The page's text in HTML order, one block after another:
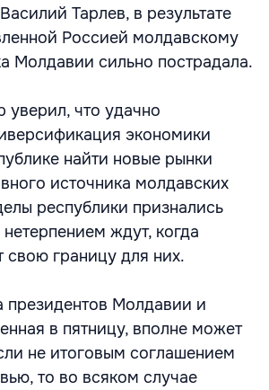
Тарлев, в результате
Россией молдавскому
Молдавии сильно пострадала.
уверил, что удачно
экономики
найти новые рынки
источника молдавских
республики признались
ждут, когда
свою границу для них.
президентов Молдавии и
в пятницу, вполне может
не итоговым соглашением
то во всяком случае